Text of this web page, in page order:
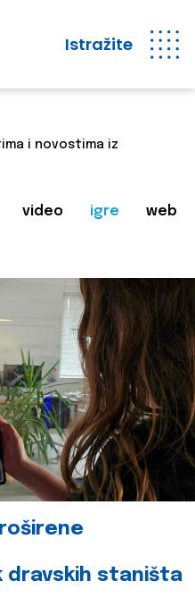
Istražite
i novostima iz
video igre web
dravskih staništa